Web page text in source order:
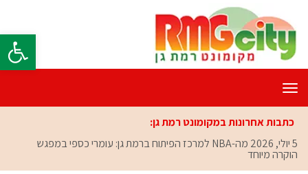
פתח
תפריט
כתבות אחרונות במקומונט רמת גן:
5 יולי, 2026
מה-NBA למרכז הפיתוח ברמת גן: עומרי כספי במפגש
הוקרה מיוחד